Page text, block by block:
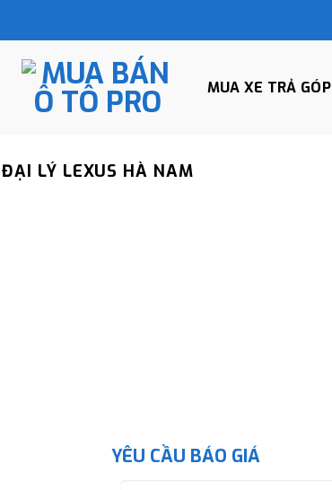
MUA XE TRẢ GÓP
ĐẠI LÝ LEXUS HÀ NAM
YÊU CẦU BÁO GIÁ